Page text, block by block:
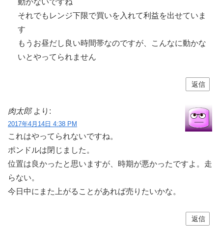
それでもレンジ下限で買いを入れて利益を出せていま
す
もうお昼だし良い時間帯なのですが、こんなに動かな
いとやってられません
返信
肉太郎 より:
2017年4月14日 4:38 PM
これはやってられないですね。
ポンドルは閉じました。
位置は良かったと思いますが、時期が悪かったですよ。走
らない。
今日中にまた上がることがあれば売りたいかな。
返信